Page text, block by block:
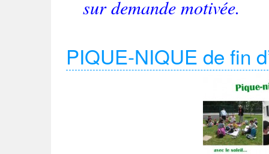
sur demande motivée.
PIQUE-NIQUE de fin